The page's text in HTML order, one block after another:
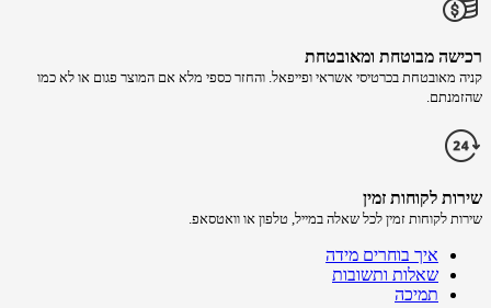
רכישה​ מבוטחת ​ומאובטחת
קניה מאובטחת בכרטיסי אשראי ופייפאל. והחזר כספי מלא אם המוצר פגום או לא כמו
שהזמנתם.
שירות לקוחות זמין
שירות לקוחות זמין לכל שאלה במייל, טלפון או וואטסאפ.
איך בוחרים מידה
שאלות ותשובות
תמיכה